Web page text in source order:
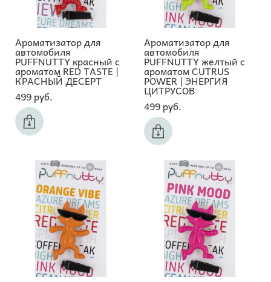
Ароматизатор для
автомобиля
PUFFNUTTY красный с
ароматом RED TASTE |
КРАСНЫЙ ДЕСЕРТ
499 pуб.
Ароматизатор для
автомобиля
PUFFNUTTY желтый с
ароматом CUTRUS
POWER | ЭНЕРГИЯ
ЦИТРУСОВ
499 pуб.